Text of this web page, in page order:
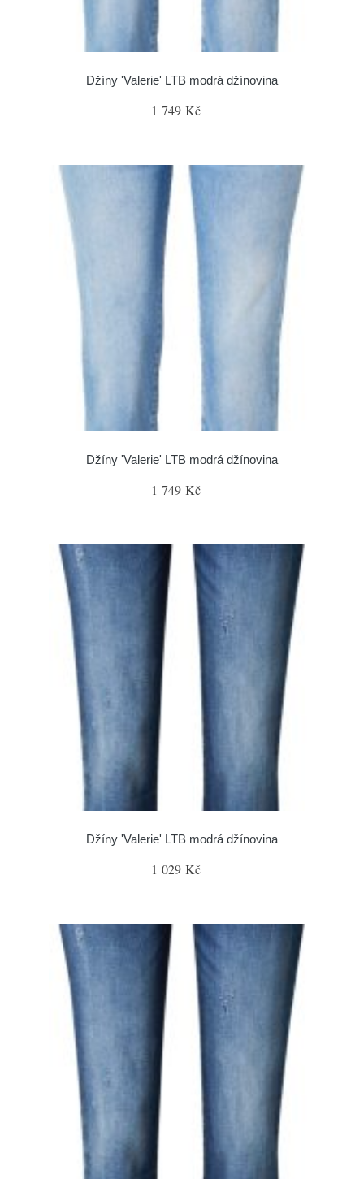
Džíny 'Valerie' LTB modrá džínovina
1 749 Kč
Džíny 'Valerie' LTB modrá džínovina
1 749 Kč
Džíny 'Valerie' LTB modrá džínovina
1 029 Kč